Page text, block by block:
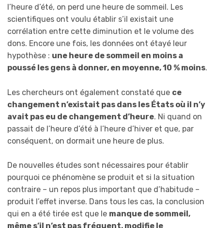
l’heure d’été, on perd une heure de sommeil. Les
scientifiques ont voulu établir s’il existait une
corrélation entre cette diminution et le volume des
dons. Encore une fois, les données ont étayé leur
hypothèse : une heure de sommeil en moins a
poussé les gens à donner, en moyenne, 10 % moins.
Les chercheurs ont également constaté que ce
changement n’existait pas dans les États où il n’y
avait pas eu de changement d’heure. Ni quand on
passait de l’heure d’été à l’heure d’hiver et que, par
conséquent, on dormait une heure de plus.
De nouvelles études sont nécessaires pour établir
pourquoi ce phénomène se produit et si la situation
contraire – un repos plus important que d’habitude –
produit l’effet inverse. Dans tous les cas, la conclusion
qui en a été tirée est que le manque de sommeil,
même s’il n’est pas fréquent, modifie le